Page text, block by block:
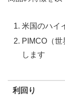
米国のハイ
PIMCO（
します
利回り